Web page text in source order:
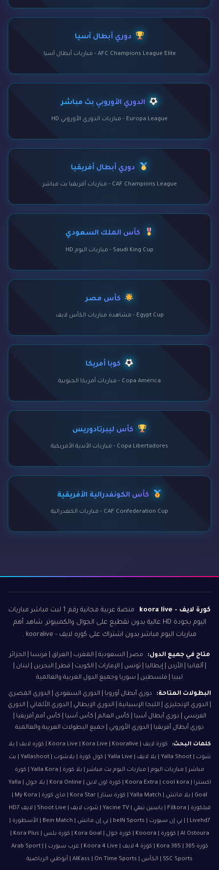
دوري أبطال آسيا
AFC Champions League Elite - مباريات أبطال آسيا
الدوري الأوروبي بث مباشر
Europa League - مباريات الدوري الأوروبي HD
دوري أبطال أفريقيا
CAF Champions League - مباريات أفريقيا بث مباشر
كأس الملك السعودي
Saudi King Cup - مباريات اليوم HD
كأس مصر
Egypt Cup - مشاهدة مباريات الكأس لايف
كوبا أمريكا
Copa América - مباريات أمريكا الجنوبية
كأس ليبرتادوريس
Copa Libertadores - مباريات الأندية الأمريكية
كأس الكونفدرالية الأفريقية
CAF Confederation Cup - مباريات الكنفدرالية
كورة لايف - koora live
منصة عربية مجانية رقم 1 لبث مباشر مباريات
اليوم بجودة HD عالية بدون تقطيع على الجوال والكمبيوتر. شاهد أهم
مباريات اليوم مباشر بدون اشتراك على كوره لايف - kooralive .
متاح في جميع الدول:
مصر | السعودية | المغرب | العراق | فرنسا | الجزائر
| ألمانيا | الأردن | إيطاليا | تونس | الإمارات | الكويت | قطر | البحرين | لبنان |
ليبيا | فلسطين | سوريا وجميع الدول العربية والعالمية
البطولات المتاحة:
دوري أبطال أوروبا | الدوري السعودي | الدوري المصري
| الدوري الإنجليزي | الليجا الإسبانية | الدوري الإيطالي | الدوري الألماني | الدوري
الفرنسي | دوري أبطال آسيا | كأس العالم | كأس آسيا | كأس أمم أفريقيا |
دوري أبطال أفريقيا | الدوري الأوروبي | جميع البطولات العربية والعالمية
كلمات البحث:
كورة لايف | Koora Live | Kora Live | Kooralive | كوره لايف | يلا
شوت | Yalla Shoot | يلا لايف | Yalla Live | كول كورة | يلاشوت | Yallashoot | بث
مباشر | مباريات اليوم | مباريات اليوم بث مباشر | يلا كورة | Yalla Kora | كورة
اكسترا | Koora Extra | cool kora | كورة اون لاين | Kora Online | يلا جول | Yalla
فيلكورة | Filkora | ياسين تيفي | Yacine TV | شوت لايف | Shoot Live | لايف HD7
| Livehd7 | بي إن سبورت | beIN Sports | بي إن ماتش | Bein Match | الأسطورة |
كورة 365 | Kora 365 | كورة 4 لايف | Koora 4 Live | عرب سبورت | Arab Sport |
SSC Sports | الكأس | AlKass | On Time Sports | أبوظبي الرياضية